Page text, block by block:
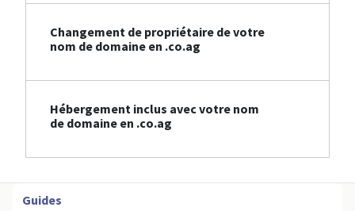
Changement de propriétaire de votre
nom de domaine en .co.ag
Hébergement inclus avec votre nom
de domaine en .co.ag
Guides